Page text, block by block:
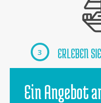
3 ERLEBEN
Ein Angebot